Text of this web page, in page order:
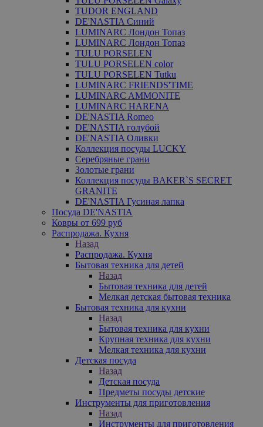
TUDOR ENGLAND
DE'NASTIA Синий
LUMINARC Лондон Топаз
LUMINARC Лондон Топаз
TULU PORSELEN
TULU PORSELEN color
TULU PORSELEN Tutku
LUMINARC FRIENDS'TIME
LUMINARC AMMONITE
LUMINARC HARENA
DE'NASTIA Romeo
DE'NASTIA голубой
DE'NASTIA Оливки
Коллекция посуды LUCKY
Серебряные грани
Золотые грани
Коллекция посуды BAKER`S SECRET
GRANITE
DE'NASTIA Гусиная лапка
Посуда DE'NASTIA
Ковры от 699 руб
Распродажа. Кухня
Назад
Распродажа. Кухня
Бытовая техника для детей
Назад
Бытовая техника для детей
Мелкая детская бытовая техника
Бытовая техника для кухни
Назад
Бытовая техника для кухни
Крупная техника для кухни
Мелкая техника для кухни
Детская посуда
Назад
Детская посуда
Предметы посуды детские
Инструменты для приготовления
Назад
Инструменты для приготовления